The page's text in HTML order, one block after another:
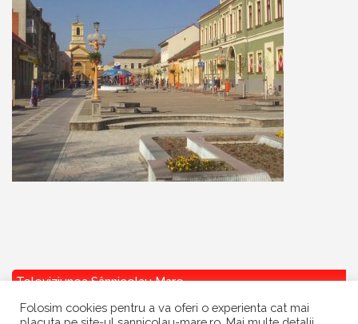
Televiziunea Sânnicolau Mare
Folosim cookies pentru a va oferi o experienta cat mai